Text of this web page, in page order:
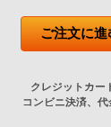
+27,400
人気のピラー
プを配置した
ご注文に進